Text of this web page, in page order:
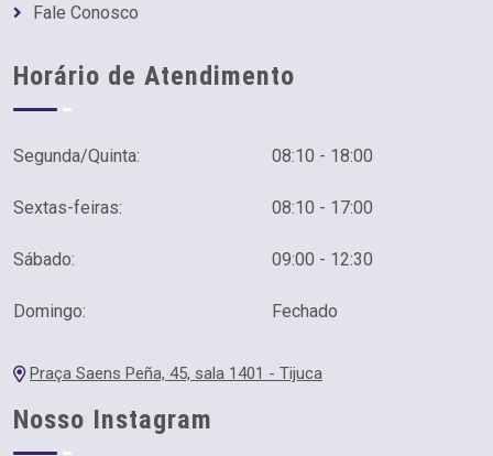
Fale Conosco
Horário de Atendimento
Segunda/Quinta: 08:10 - 18:00
Sextas-feiras: 08:10 - 17:00
Sábado: 09:00 - 12:30
Domingo: Fechado
Praça Saens Peña, 45, sala 1401 - Tijuca
Nosso Instagram